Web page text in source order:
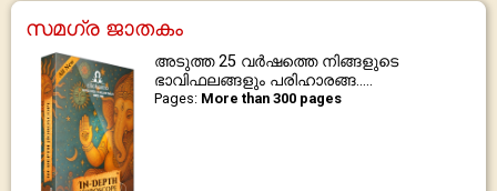
സമഗ്ര ജാതകം
അടുത്ത 25 വർഷത്തെ നിങ്ങളുടെ
ഭാവിഫലങ്ങളും പരിഹാരങ്ങ.....
Pages: More than 300 pages